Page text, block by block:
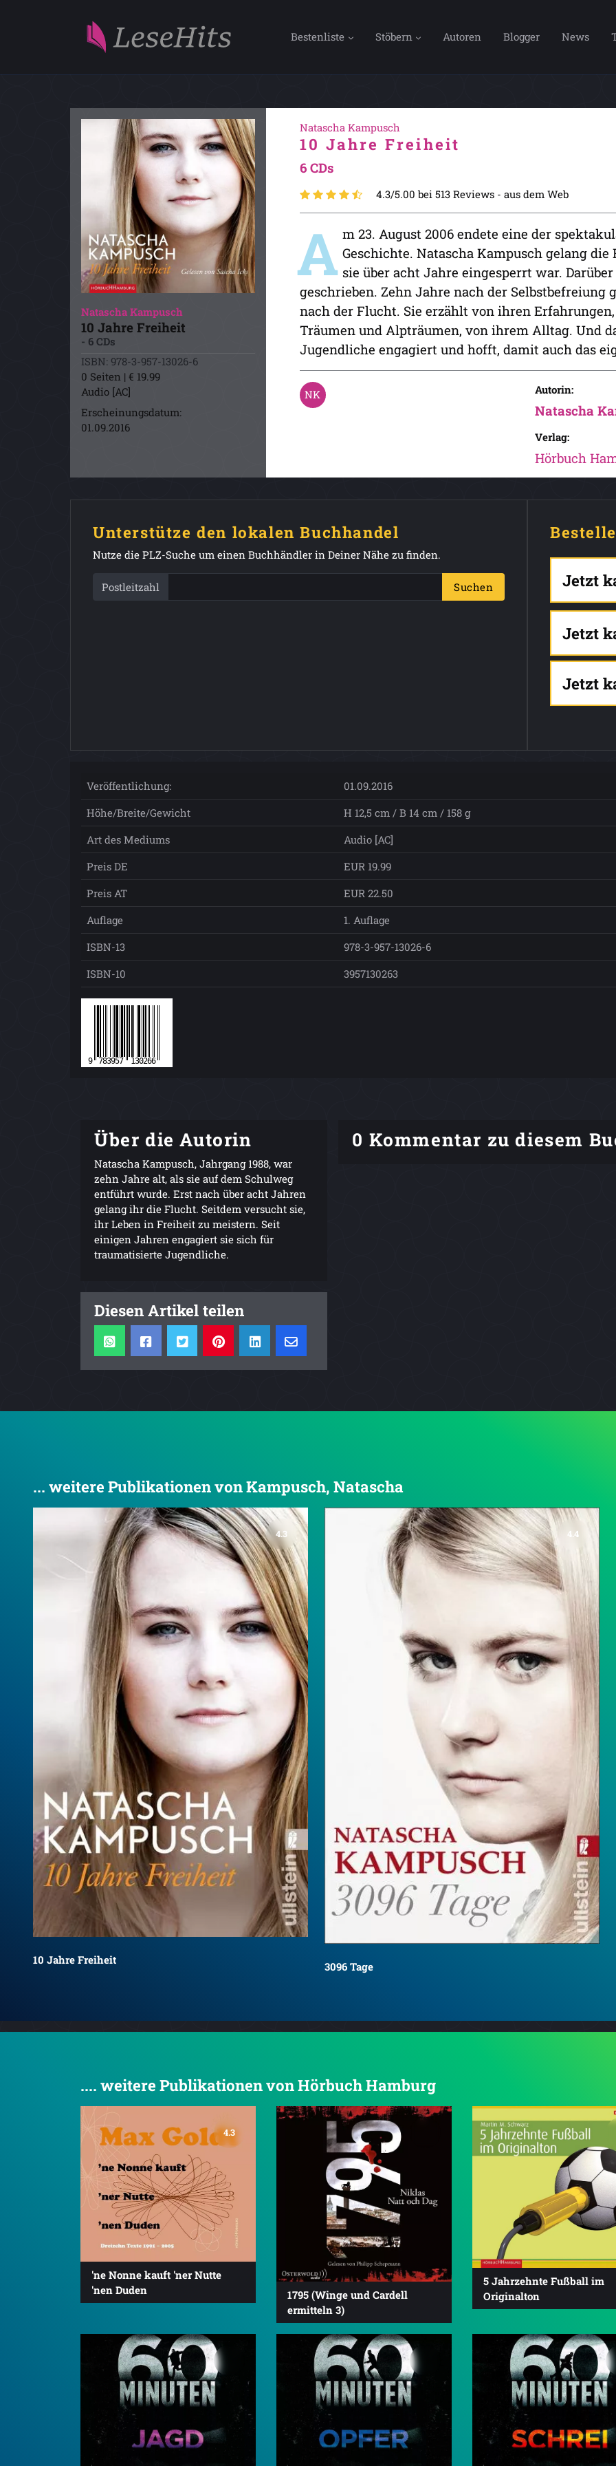
Bestenliste Stöbern Autoren Blogger News
Natascha Kampusch
10 Jahre Freiheit
- 6 CDs
ISBN: 978-3-957-13026-6
0 Seiten | € 19.99
Audio [AC]
Erscheinungsdatum:
01.09.2016
Natascha Kampusch
10 Jahre Freiheit
6 CDs
4.3/5.00 bei 513 Reviews - aus dem Web
A m 23. August 2006 endete eine der
Geschichte. Natascha Kampusch gelang
sie über acht Jahre eingesperrt war.
geschrieben. Zehn Jahre nach der
nach der Flucht. Sie erzählt von ihren
Träumen und Alpträumen, von ihrem Alltag. Und
Jugendliche engagiert und hofft, damit auch das
Autorin:
Natascha
Verlag:
Hörbuch
Unterstütze den lokalen Buchhandel
Nutze die PLZ-Suche um einen Buchhändler in Deiner Nähe zu finden.
Postleitzahl Suchen Jetzt
Jetzt
Jetzt
Veröffentlichung:
01.09.2016
Höhe/Breite/Gewicht
H 12,5 cm / B 14 cm / 158 g
Art des Mediums
Audio [AC]
Preis DE
EUR 19.99
Preis AT
EUR 22.50
Auflage
1. Auflage
ISBN-13
978-3-957-13026-6
ISBN-10
3957130263
Über die Autorin
Natascha Kampusch, Jahrgang 1988, war
zehn Jahre alt, als sie auf dem Schulweg
entführt wurde. Erst nach über acht Jahren
gelang ihr die Flucht. Seitdem versucht sie,
ihr Leben in Freiheit zu meistern. Seit
einigen Jahren engagiert sie sich für
traumatisierte Jugendliche.
Diesen Artikel teilen
0 Kommentar zu diesem
... weitere Publikationen von Kampusch, Natascha
4.3
10 Jahre Freiheit
4.4
3096 Tage
.... weitere Publikationen von Hörbuch Hamburg
4.3
'ne Nonne kauft 'ner Nutte
'nen Duden
1795 (Winge und Cardell
ermitteln 3)
5 Jahrzehnte Fußball im
Originalton